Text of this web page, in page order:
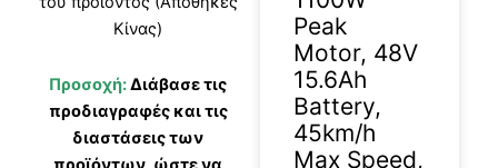
Κίνας)
Προσοχή:Διάβασε τις
προδιαγραφές και τις
διαστάσεις των
Peak
Motor, 48V
15.6Ah
Battery,
45km/h
Max Speed,